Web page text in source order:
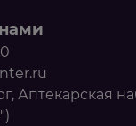
Аптекарская